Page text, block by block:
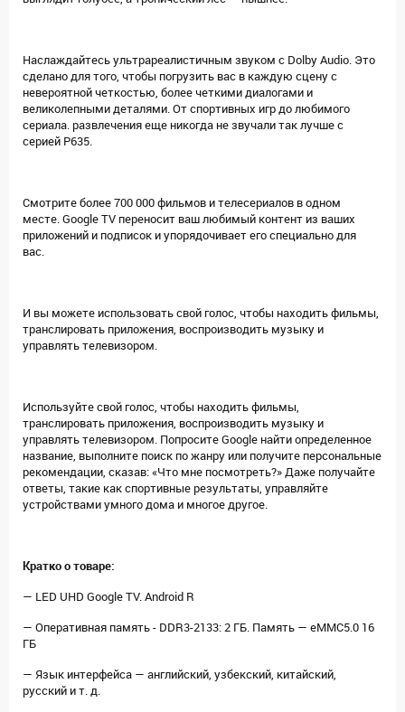
Наслаждайтесь ультрареалистичным звуком с Dolby Audio. Это
сделано для того, чтобы погрузить вас в каждую сцену с
невероятной четкостью, более четкими диалогами и
великолепными деталями. От спортивных игр до любимого
сериала. развлечения еще никогда не звучали так лучше с
серией P635.
Смотрите более 700 000 фильмов и телесериалов в одном
месте. Google TV переносит ваш любимый контент из ваших
приложений и подписок и упорядочивает его специально для
вас.
И вы можете использовать свой голос, чтобы находить фильмы,
транслировать приложения, воспроизводить музыку и
управлять телевизором.
Используйте свой голос, чтобы находить фильмы,
транслировать приложения, воспроизводить музыку и
управлять телевизором. Попросите Google найти определенное
название, выполните поиск по жанру или получите персональные
рекомендации, сказав: «Что мне посмотреть?» Даже получайте
ответы, такие как спортивные результаты, управляйте
устройствами умного дома и многое другое.
Кратко о товаре:
— LED UHD Google TV. Android R
— Оперативная память - DDR3-2133: 2 ГБ. Память — eMMC5.0 16
ГБ
— Язык интерфейса — английский, узбекский, китайский,
русский и т. д.